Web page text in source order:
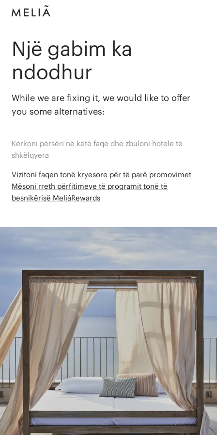
Një gabim ka
ndodhur
While we are fixing it, we would like to offer
you some alternatives:
Kërkoni përsëri në këtë faqe dhe zbuloni hotele të
shkëlqyera
Vizitoni faqen tonë kryesore për të parë promovimet
Mësoni rreth përfitimeve të programit tonë të
besnikërisë MeliáRewards